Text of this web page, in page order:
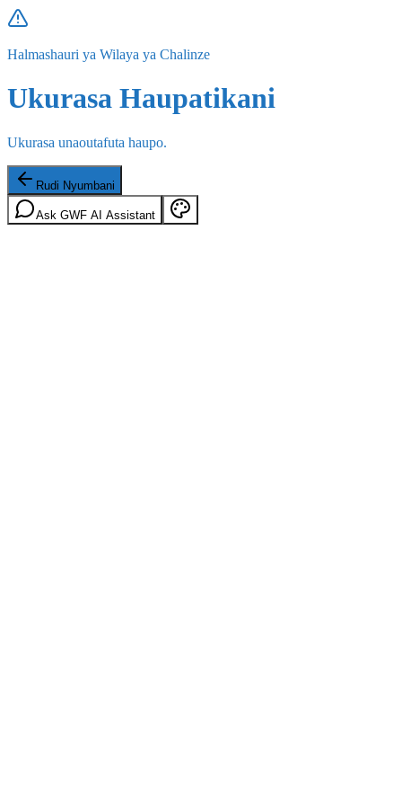
Halmashauri ya Wilaya ya Chalinze
Ukurasa Haupatikani
Ukurasa unaoutafuta haupo.
Rudi Nyumbani
Ask GWF AI Assistant